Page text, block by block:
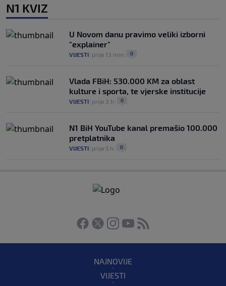
N1 KVIZ
U Novom danu pravimo veliki izborni
"explainer"
VIJESTI prije 13 min 0
Vlada FBiH: 530.000 KM za oblast
kulture i sporta, te vjerske institucije
VIJESTI prije 3 h 0
N1 BiH YouTube kanal premašio 100.000
pretplatnika
VIJESTI prije 5 h 0
NAJNOVIJE
VIJESTI